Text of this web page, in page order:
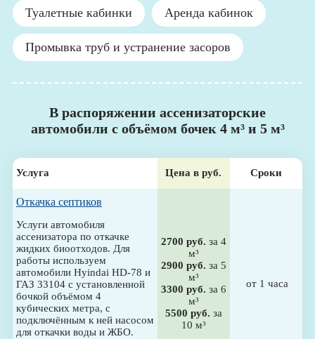
Туалетные кабинки Аренда кабинок
Промывка труб и устранение засоров
В распоряжении ассенизаторские
автомобили с объёмом бочек 4 м³ и 5 м³
Услуга Цена в руб. Сроки
Откачка септиков
Услуги автомобиля
ассенизатора по откачке
жидких биоотходов. Для
работы используем
автомобили Hyindai HD-78 и
ГАЗ 33104 с установленной
бочкой объёмом 4
кубических метра, с
подключённым к ней насосом
для откачки воды и ЖБО.
2700 руб. за 4
м³
2900 руб. за 5
м³
3300 руб. за 6
м³
5500 руб. за
10 м³
от 1 часа